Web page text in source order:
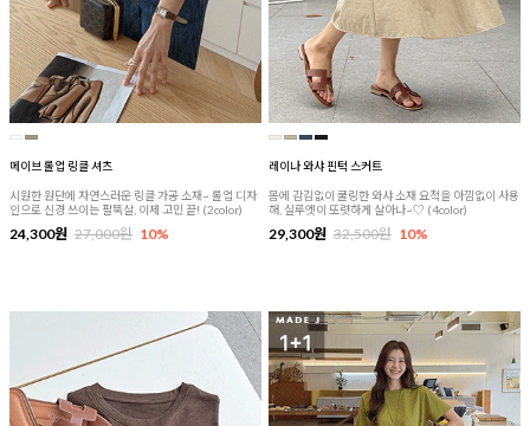
메이브 롤업 링클 셔츠
시원한 원단에 자연스러운 링클 가공 소재~ 롤업 디자
인으로 신경 쓰이는 팔뚝살, 이제 고민 끝! (2color)
24,300원 27,000원 10%
레이나 와샤 핀턱 스커트
몸에 감김없이 쿨링한 와샤 소재 요척을 아낌없이 사용
해, 실루엣이 또렷하게 살아나~♡ (4color)
29,300원 32,500원 10%